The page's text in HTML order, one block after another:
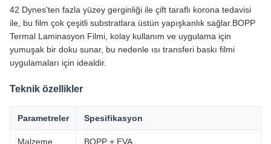
42 Dynes'ten fazla yüzey gerginliği ile çift taraflı korona tedavisi
ile, bu film çok çeşitli substratlara üstün yapışkanlık sağlar.BOPP
Termal Laminasyon Filmi, kolay kullanım ve uygulama için
yumuşak bir doku sunar, bu nedenle ısı transferi baskı filmi
uygulamaları için idealdir.
Teknik özellikler
Parametreler Spesifikasyon
Malzeme BOPP + EVA